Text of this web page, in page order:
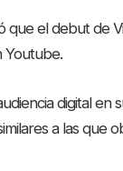
que el debut de
Youtube.
digital
a las que